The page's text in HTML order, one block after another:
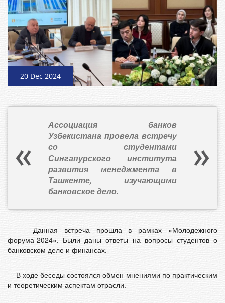
20 Dec 2024
Ассоциация банков
Узбекистана провела встречу
со студентами
Сингапурского института
развития менеджмента в
Ташкенте, изучающими
банковское дело.
Данная встреча прошла в рамках «Молодежного
форума-2024». Были даны ответы на вопросы студентов о
банковском деле и финансах.
В ходе беседы состоялся обмен мнениями по практическим
и теоретическим аспектам отрасли.